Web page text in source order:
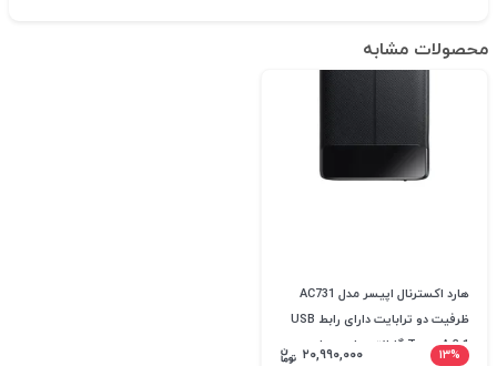
محصولات مشابه
هارد اکسترنال اپیسر مدل AC731
ظرفیت دو ترابایت دارای رابط USB
Type-A 3.1 گارانتی داده پردازی
۱۳%
۲۰,۹۹۰,۰۰۰